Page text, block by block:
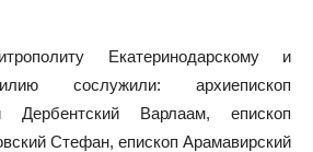
Екатеринодарскому и
сослужили: архиепископ
Дербентский Варлаам, епископ
Стефан, епископ Арамавирский